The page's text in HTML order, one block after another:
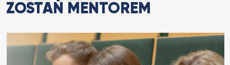
ZOSTAŃ MENTOREM